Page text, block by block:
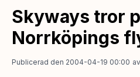
Skyways tror
Norrköpings
Publicerad den 2004-04-19 00:00 av